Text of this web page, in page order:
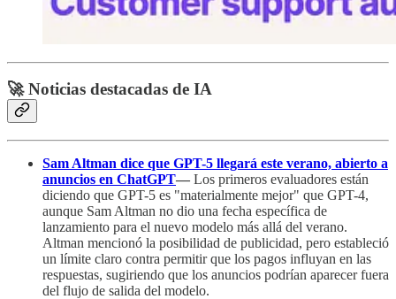
🚀 Noticias destacadas de IA
Sam Altman dice que GPT-5 llegará este verano, abierto a
anuncios en ChatGPT— Los primeros evaluadores están
diciendo que GPT-5 es "materialmente mejor" que GPT-4,
aunque Sam Altman no dio una fecha específica de
lanzamiento para el nuevo modelo más allá del verano.
Altman mencionó la posibilidad de publicidad, pero estableció
un límite claro contra permitir que los pagos influyan en las
respuestas, sugiriendo que los anuncios podrían aparecer fuera
del flujo de salida del modelo.